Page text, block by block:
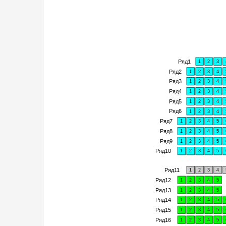
Ряд1
Ряд2
Ряд3
Ряд4
Ряд5
Ряд6
Ряд7
Ряд8
Ряд9
Ряд10
Ряд11
Ряд12
Ряд13
Ряд14
Ряд15
Ряд16
1 2 3
1 2 3 4
1 2 3 4
1 2 3 4
1 2 3 4
1 2 3 4
1 2 3 4 5
1
2 3 4 5
1 2 3 4 5
1 2 3 4 5
1 2 3 4
1 2 3 4 5
1
2 3 4 5
1 2 3 4 5
1 2 3 4 5
1
2 3 4 5